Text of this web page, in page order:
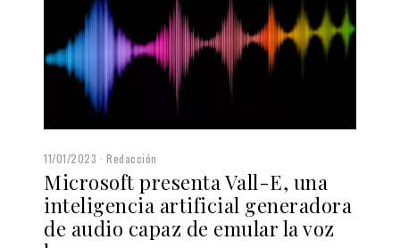
11/01/2023 Redacción
Microsoft presenta Vall-E, una
inteligencia artificial generadora
de audio capaz de emular la voz